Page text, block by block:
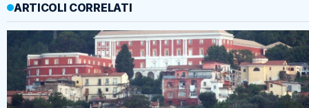
ARTICOLI CORRELATI